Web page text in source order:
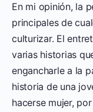
En mi opinión, la
principales de
culturizar. El
varias historias
engancharle a la
historia de una
hacerse mujer,